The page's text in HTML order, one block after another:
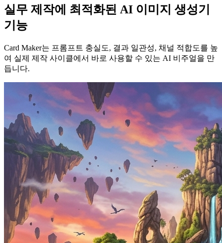
실무 제작에 최적화된 AI 이미지 생성기
기능
Card Maker는 프롬프트 충실도, 결과 일관성, 채널 적합도를 높
여 실제 제작 사이클에서 바로 사용할 수 있는 AI 비주얼을 만
듭니다.